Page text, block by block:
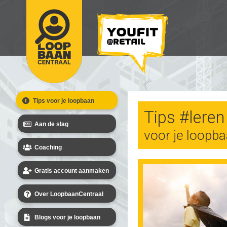
Tips voor je loopbaan
Aan de slag
Coaching
Gratis account aanmaken
Over LoopbaanCentraal
Blogs voor je loopbaan
Tips #leren
voor je